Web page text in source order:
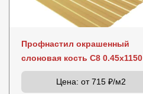
Профнастил окрашенный
слоновая кость C8 0.45x1150
Цена: от 715 ₽/м2